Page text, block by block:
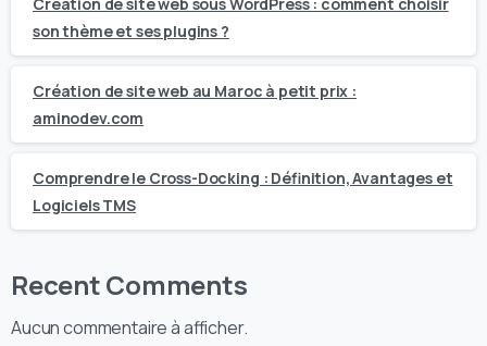
son thème et ses plugins ?
Création de site web au Maroc à petit prix :
aminodev.com
Comprendre le Cross-Docking : Définition, Avantages et
Logiciels TMS
Recent Comments
Aucun commentaire à afficher.